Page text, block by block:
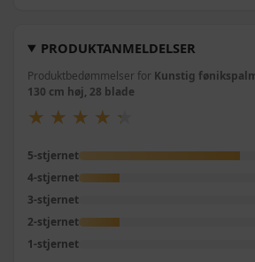
PRODUKTANMELDELSER
Produktbedømmelser for Kunstig
130 cm høj, 28 blade
★
★ ★
★ ★
★ ★
★ ★★
5-stjernet
4-stjernet
3-stjernet
2-stjernet
1-stjernet